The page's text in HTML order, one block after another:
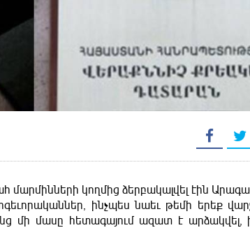
մարմինների կողմից ձերբակալվել էին
ինչպես նաեւ թեմի երեք
մի մասը հետագայում ազատ է արձակվել,